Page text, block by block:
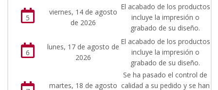
5
viernes, 14 de agosto
de 2026
El acabado de los productos
incluye la impresión o
grabado de su diseño.
6
lunes, 17 de agosto de
2026
El acabado de los productos
incluye la impresión o
grabado de su diseño.
martes, 18 de agosto
Se ha pasado el control de
calidad a su pedido y se han